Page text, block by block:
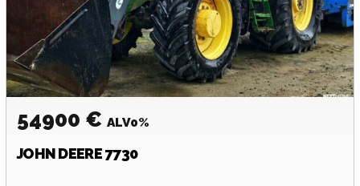
54900 € ALV0%
JOHN DEERE7730